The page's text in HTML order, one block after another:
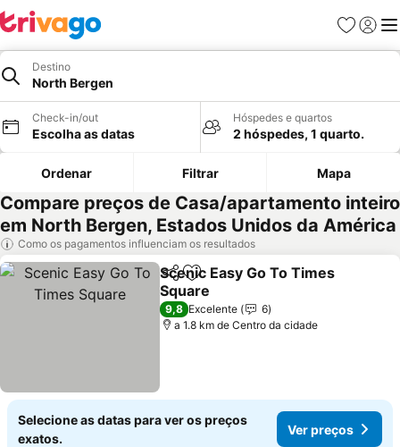
Favoritos
Iniciar
Destino
North Bergen
Check-in/out
Escolha as datas
Hóspedes e quartos
2 hóspedes, 1 quarto.
Ordenar Filtrar Mapa
Compare preços de Casa/apartamento inteiro
em North Bergen, Estados Unidos da América
Como os pagamentos influenciam os resultados
PartilharAdicionar aos favoritos
Scenic Easy Go To Times
Square
Ver preços
9,8 Excelente
6
a 1.8 km de Centro da cidade
Selecione as datas para ver os preços
exatos.
Ver preços